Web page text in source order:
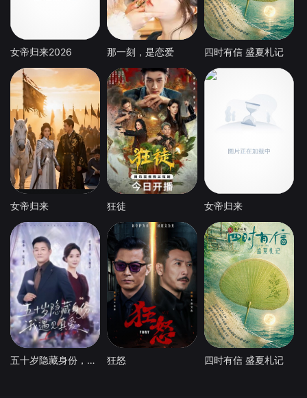
女帝归来2026 那一刻，是恋爱 四时有信 盛夏札记
女帝归来 狂徒 女帝归来
五十岁隐藏身份，我遇见真爱 狂怒 四时有信 盛夏札记